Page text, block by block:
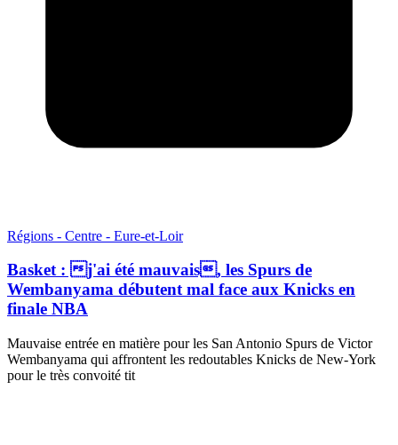
Régions - Centre - Eure-et-Loir
Basket : j'ai été mauvais, les Spurs de
Wembanyama débutent mal face aux Knicks en
finale NBA
Mauvaise entrée en matière pour les San Antonio Spurs de Victor
Wembanyama qui affrontent les redoutables Knicks de New-York
pour le très convoité tit